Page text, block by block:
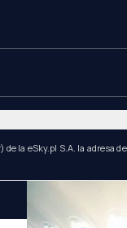
la eSky.pl S.A. la adresa